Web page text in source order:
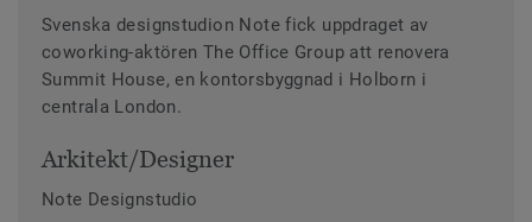
Svenska designstudion Note fick uppdraget av
coworking-aktören The Office Group att renovera
Summit House, en kontorsbyggnad i Holborn i
centrala London.
Arkitekt/Designer
Note Designstudio